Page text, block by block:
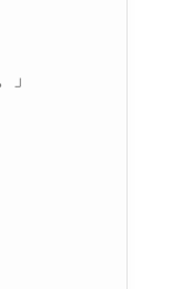
」